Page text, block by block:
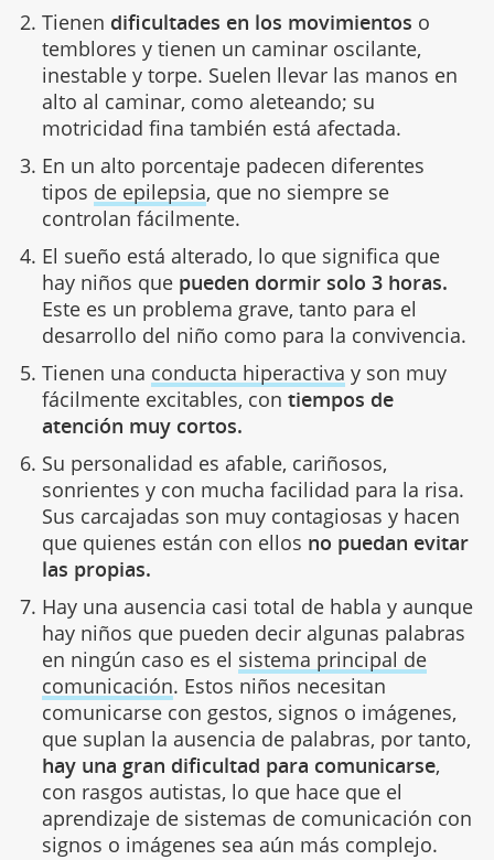
Tienen dificultades en los movimientos o
temblores y tienen un caminar oscilante,
inestable y torpe. Suelen llevar las manos en
alto al caminar, como aleteando; su
motricidad fina también está afectada.
En un alto porcentaje padecen diferentes
tipos de epilepsia, que no siempre se
controlan fácilmente.
El sueño está alterado, lo que significa que
hay niños quepueden dormir solo 3 horas.
Este es un problema grave, tanto para el
desarrollo del niño como para la convivencia.
Tienen una conducta hiperactiva y son muy
fácilmente excitables, con tiempos de
atención muy cortos.
Su personalidad es afable, cariñosos,
sonrientes y con mucha facilidad para la risa.
Sus carcajadas son muy contagiosas y hacen
que quienes están con ellos no puedan evitar
las propias.
Hay una ausencia casi total de habla y aunque
hay niños que pueden decir algunas palabras
en ningún caso es el sistema principal de
comunicación. Estos niños necesitan
comunicarse con gestos, signos o imágenes,
que suplan la ausencia de palabras, por tanto,
hay una gran dificultad para comunicarse,
con rasgos autistas, lo que hace que el
aprendizaje de sistemas de comunicación con
signos o imágenes sea aún más complejo.